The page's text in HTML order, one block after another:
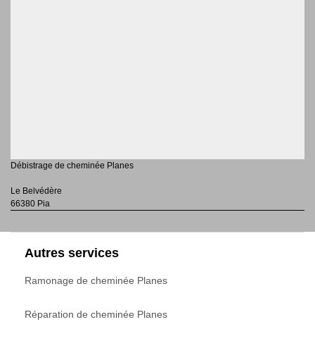
Débistrage de cheminée Planes
Le Belvédère
66380 Pia
Autres services
Ramonage de cheminée Planes
Réparation de cheminée Planes